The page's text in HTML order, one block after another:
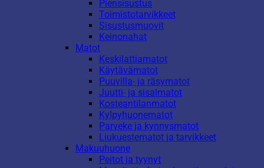
Piensisustus
Toimistotarvikkeet
Sisustusmuovit
Keinonahat
Matot
Keskilattiamatot
Käytävämatot
Puuvilla- ja räsymatot
Juutti- ja sisalmatot
Kosteantilanmatot
Kylpyhuonematot
Parveke ja kynnysmatot
Liukuestematot ja tarvikkeet
Makuuhuone
Peitot ja tyynyt